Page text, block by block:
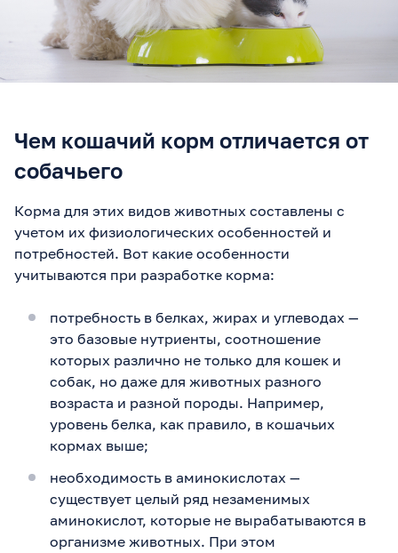
Чем кошачий корм отличается от
собачьего
Корма для этих видов животных составлены с
учетом их физиологических особенностей и
потребностей. Вот какие особенности
учитываются при разработке корма:
потребность в белках, жирах и углеводах —
это базовые нутриенты, соотношение
которых различно не только для кошек и
собак, но даже для животных разного
возраста и разной породы. Например,
уровень белка, как правило, в кошачьих
кормах выше;
необходимость в аминокислотах —
существует целый ряд незаменимых
аминокислот, которые не вырабатываются в
организме животных. При этом